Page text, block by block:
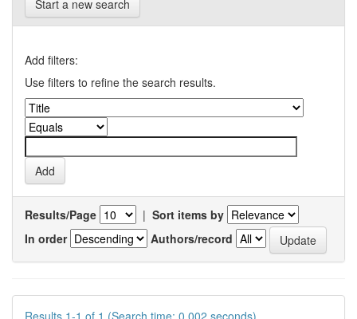
Start a new search
Add filters:
Use filters to refine the search results.
Results/Page | Sort items by
In order
Authors/record
Results 1-1 of 1 (Search time: 0.002 seconds).